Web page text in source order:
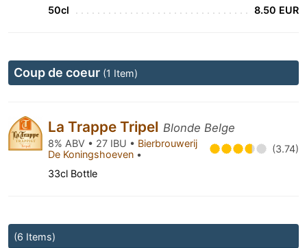
50cl 8.50 EUR
Coup de coeur (1 Item)
La Trappe Tripel Blonde Belge
8% ABV • 27 IBU • Bierbrouwerij
De Koningshoeven • (3.74)
33cl Bottle
(6 Items)